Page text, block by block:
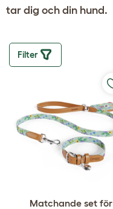
tar dig och din hund.
Filter
Matchande set för